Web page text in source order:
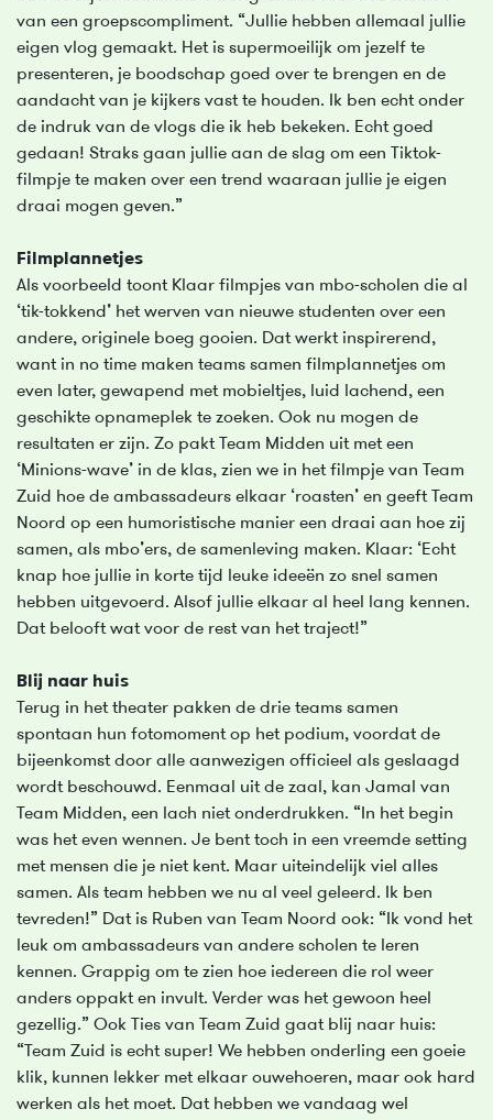
van een groepscompliment. “Jullie hebben allemaal jullie
eigen vlog gemaakt. Het is supermoeilijk om jezelf te
presenteren, je boodschap goed over te brengen en de
aandacht van je kijkers vast te houden. Ik ben echt onder
de indruk van de vlogs die ik heb bekeken. Echt goed
gedaan! Straks gaan jullie aan de slag om een Tiktok-
filmpje te maken over een trend waaraan jullie je eigen
draai mogen geven.”
Filmplannetjes
Als voorbeeld toont Klaar filmpjes van mbo-scholen die al
‘tik-tokkend’ het werven van nieuwe studenten over een
andere, originele boeg gooien. Dat werkt inspirerend,
want in no time maken teams samen filmplannetjes om
even later, gewapend met mobieltjes, luid lachend, een
geschikte opnameplek te zoeken. Ook nu mogen de
resultaten er zijn. Zo pakt Team Midden uit met een
‘Minions-wave’ in de klas, zien we in het filmpje van Team
Zuid hoe de ambassadeurs elkaar ‘roasten’ en geeft Team
Noord op een humoristische manier een draai aan hoe zij
samen, als mbo’ers, de samenleving maken. Klaar: ‘Echt
knap hoe jullie in korte tijd leuke ideeën zo snel samen
hebben uitgevoerd. Alsof jullie elkaar al heel lang kennen.
Dat belooft wat voor de rest van het traject!”
Blij naar huis
Terug in het theater pakken de drie teams samen
spontaan hun fotomoment op het podium, voordat de
bijeenkomst door alle aanwezigen officieel als geslaagd
wordt beschouwd. Eenmaal uit de zaal, kan Jamal van
Team Midden, een lach niet onderdrukken. “In het begin
was het even wennen. Je bent toch in een vreemde setting
met mensen die je niet kent. Maar uiteindelijk viel alles
samen. Als team hebben we nu al veel geleerd. Ik ben
tevreden!” Dat is Ruben van Team Noord ook: “Ik vond het
leuk om ambassadeurs van andere scholen te leren
kennen. Grappig om te zien hoe iedereen die rol weer
anders oppakt en invult. Verder was het gewoon heel
gezellig.” Ook Ties van Team Zuid gaat blij naar huis:
“Team Zuid is echt super! We hebben onderling een goeie
klik, kunnen lekker met elkaar ouwehoeren, maar ook hard
werken als het moet. Dat hebben we vandaag wel